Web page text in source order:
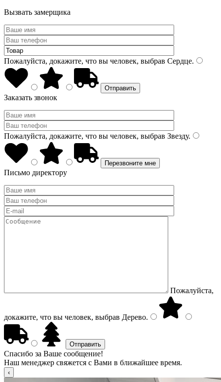
Вызвать замерщика
Пожалуйста, докажите, что вы человек, выбрав Сердце.
Заказать звонок
Пожалуйста, докажите, что вы человек, выбрав Звезду.
Письмо директору
Пожалуйста,
докажите, что вы человек, выбрав Дерево.
Спасибо за Ваше сообщение!
Наш менеджер свяжется с Вами в ближайшее время.